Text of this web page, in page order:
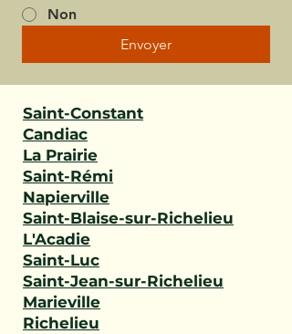
Non
Envoyer
Saint-Constant
Candiac
La Prairie
Saint-Rémi
Napierville
Saint-Blaise-sur-Richelieu
L'Acadie
Saint-Luc
Saint-Jean-sur-Richelieu
Marieville
Richelieu